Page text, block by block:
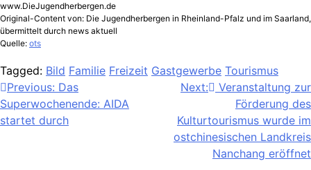
www.DieJugendherbergen.de
Original-Content von: Die Jugendherbergen in Rheinland-Pfalz und im Saarland,
übermittelt durch news aktuell
Quelle: ots
Tagged: Bild Familie Freizeit Gastgewerbe Tourismus
Beitragsnavigation
Previous: Das
Superwochenende: AIDA
startet durch
Next:
Veranstaltung zur
Förderung des
Kulturtourismus wurde im
ostchinesischen Landkreis
Nanchang eröffnet